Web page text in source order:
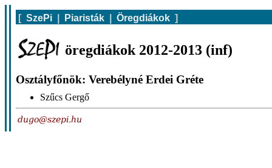
[ SzePi Piaristák Öregdiákok ]
öregdiákok 2012-2013 (inf)
Osztályfőnök: Verebélyné Erdei Gréte
Szűcs Gergő